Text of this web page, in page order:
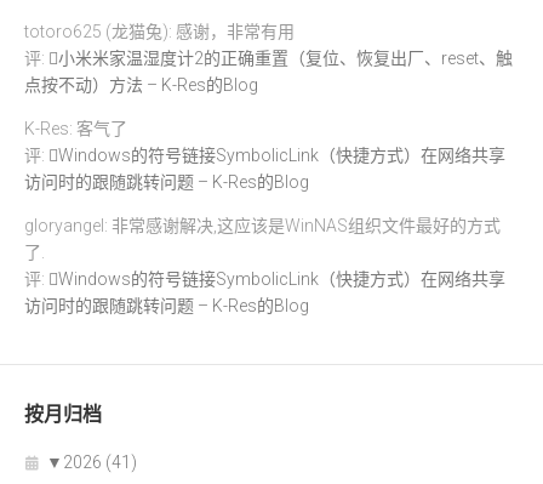
totoro625 (龙猫兔): 感谢，非常有用
评:
小米米家温湿度计2的正确重置（复位、恢复出厂、reset、触
点按不动）方法 – K-Res的Blog
K-Res: 客气了
评:
Windows的符号链接SymbolicLink（快捷方式）在网络共享
访问时的跟随跳转问题 – K-Res的Blog
gloryangel: 非常感谢解决,这应该是WinNAS组织文件最好的方式
了.
评:
Windows的符号链接SymbolicLink（快捷方式）在网络共享
访问时的跟随跳转问题 – K-Res的Blog
按月归档
▼ 2026 (41)